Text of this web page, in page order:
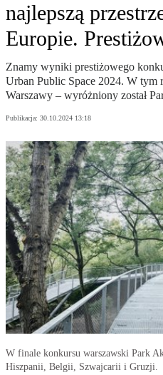
najlepszą
Europie.
Znamy wyniki prestiżowego
Urban Public Space 2024. W tym
Warszawy – wyróżniony został
Publikacja: 30.10.2024 13:18
W finale konkursu warszawski Park
Hiszpanii, Belgii, Szwajcarii i Gruzji.